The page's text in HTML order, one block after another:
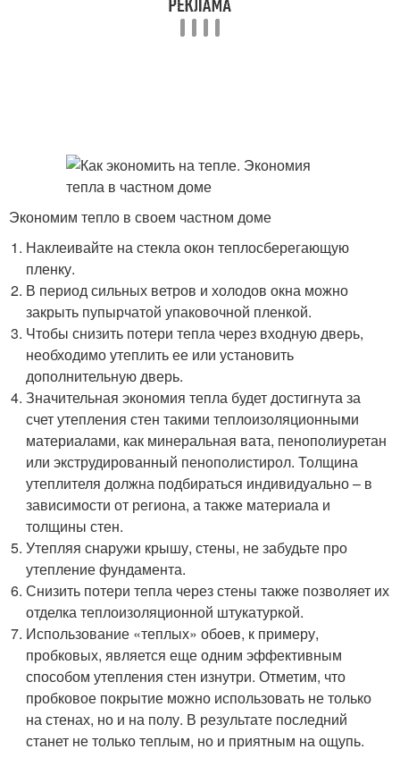
Экономим тепло в своем частном доме
Наклеивайте на стекла окон теплосберегающую
пленку.
В период сильных ветров и холодов окна можно
закрыть пупырчатой упаковочной пленкой.
Чтобы снизить потери тепла через входную дверь,
необходимо утеплить ее или установить
дополнительную дверь.
Значительная экономия тепла будет достигнута за
счет утепления стен такими теплоизоляционными
материалами, как минеральная вата, пенополиуретан
или экструдированный пенополистирол. Толщина
утеплителя должна подбираться индивидуально – в
зависимости от региона, а также материала и
толщины стен.
Утепляя снаружи крышу, стены, не забудьте про
утепление фундамента.
Снизить потери тепла через стены также позволяет их
отделка теплоизоляционной штукатуркой.
Использование «теплых» обоев, к примеру,
пробковых, является еще одним эффективным
способом утепления стен изнутри. Отметим, что
пробковое покрытие можно использовать не только
на стенах, но и на полу. В результате последний
станет не только теплым, но и приятным на ощупь.